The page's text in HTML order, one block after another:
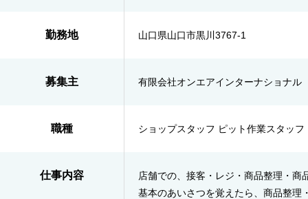
勤務地 山口県山口市黒川3767-1
募集主 有限会社オンエアインターナショナル
職種 ショップスタッフ ピット作業スタッフ
仕事内容
店舗での、接客・レジ・商品整理・
基本のあいさつを覚えたら、商品整理